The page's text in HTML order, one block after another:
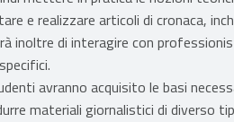
e realizzare articoli di cronaca,
inoltre di interagire con
avranno acquisito le basi
materiali giornalistici di diverso